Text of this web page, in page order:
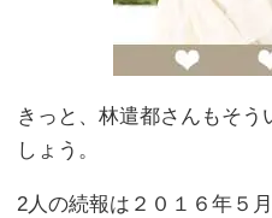
きっと、林遣都さんもそ
しょう。
2人の続報は２０１６年５